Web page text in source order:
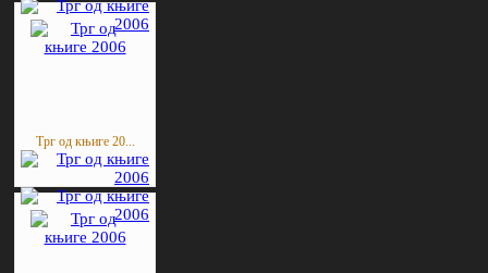
Трг од књиге 20...